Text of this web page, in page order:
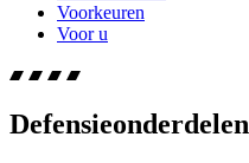
Voorkeuren
Voor u
Defensieonderdelen